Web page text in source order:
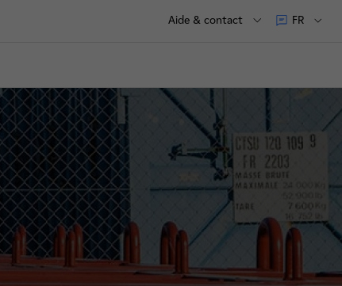
Aide & contact FR